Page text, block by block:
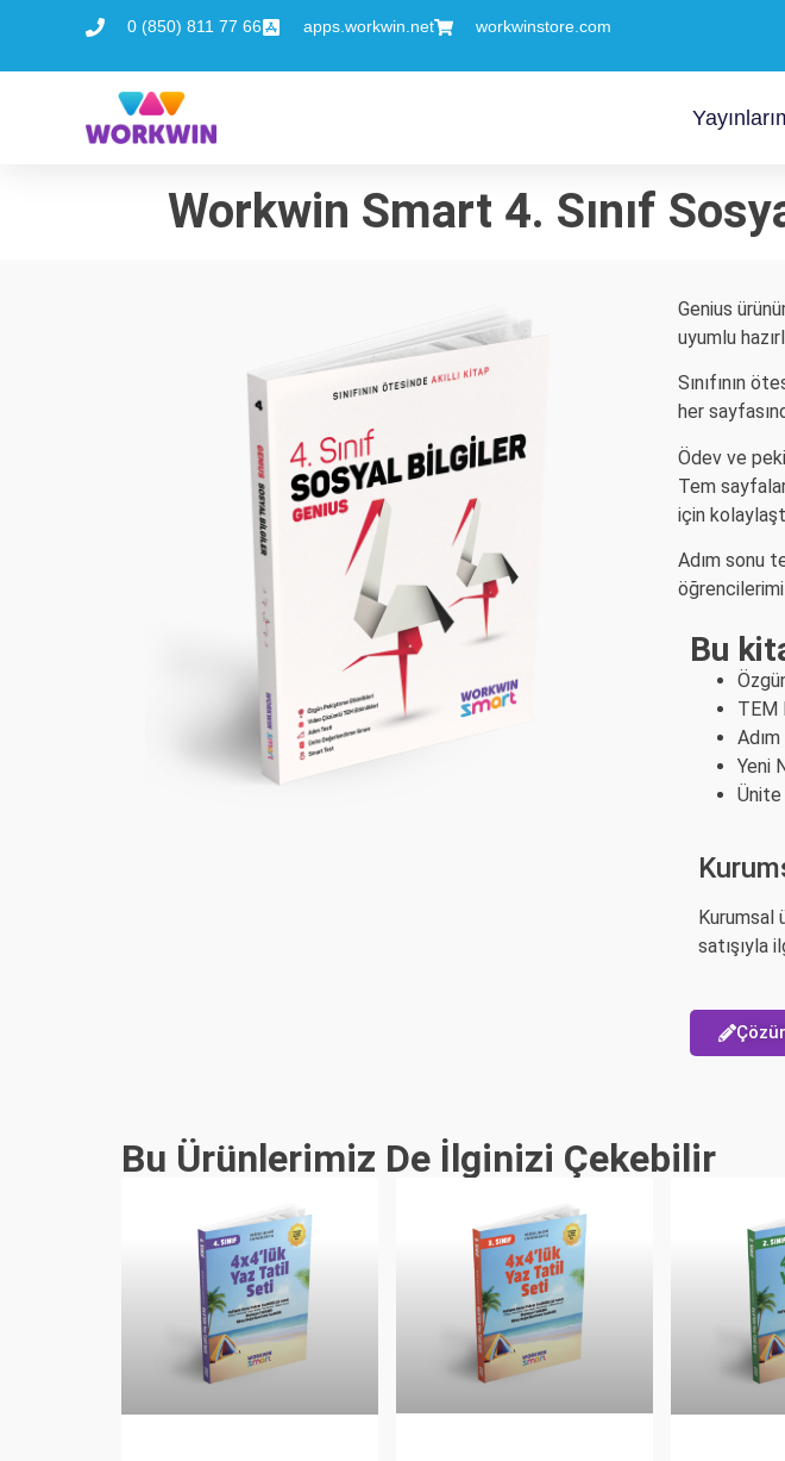
0 (850) 811 77 66 apps.workwin.net workwinstore.com
Workwin Smart 4. Sınıf
Genius
uyumlu
Sınıfının
her
Ödev ve
Tem
için
Adım sonu
Bu
TEM
Yeni
Ünite
Kurumsal
satışıyla
Bu Ürünlerimiz De İlginizi Çekebilir